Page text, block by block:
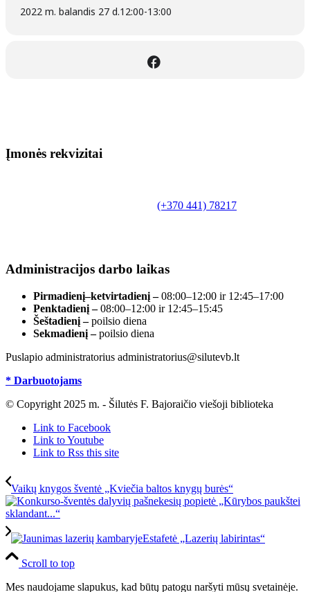
2022 m. balandis 27 d.12:00-13:00
Įmonės rekvizitai
(+370 441) 78217
Administracijos darbo laikas
Pirmadienį–ketvirtadienį –08:00–12:00 ir 12:45–17:00
Penktadienį –08:00–12:00 ir 12:45–15:45
Šeštadienį –poilsio diena
Sekmadienį –poilsio diena
Puslapio administratorius administratorius@silutevb.lt
* Darbuotojams
© Copyright 2025 m. - Šilutės F. Bajoraičio viešoji biblioteka
Link to Facebook
Link to Youtube
Link to Rss this site
Vaikų knygos šventė „Kviečia baltos knygų burės“
Estafetė „Lazerių labirintas“
Scroll to top
Mes naudojame slapukus, kad būtų patogu naršyti mūsų svetainėje.